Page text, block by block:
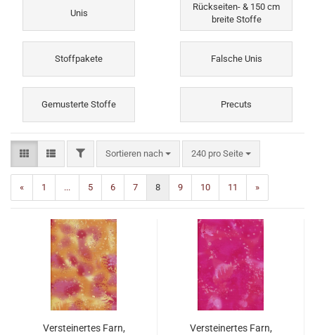
Unis
Rückseiten- & 150 cm
breite Stoffe
Stoffpakete Falsche Unis
Gemusterte Stoffe Precuts
FILTERSortieren nach
Sortieren nach 240 pro Seite
pro Seite
« 1 ... 5 6 7 8 9 10 11 »
Versteinertes Farn,
Versteinertes Farn,